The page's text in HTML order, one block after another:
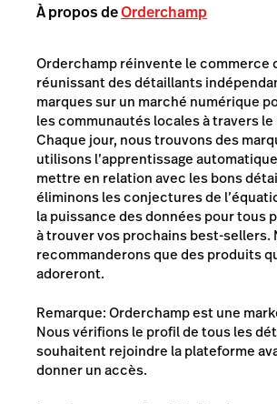
À propos deOrderchamp
Orderchamp réinvente le commerce
réunissant des détaillants
marques sur un marché numérique
les communautés locales à travers le
Chaque jour, nous trouvons des
utilisons l’apprentissage
mettre en relation avec les bons
éliminons les conjectures de
la puissance des données pour tous
à trouver vos prochains best-sellers.
recommanderons que des produits
adoreront.
Remarque: Orderchamp est une
Nous vérifions le profil de tous les
souhaitent rejoindre la plateforme
donner un accès.